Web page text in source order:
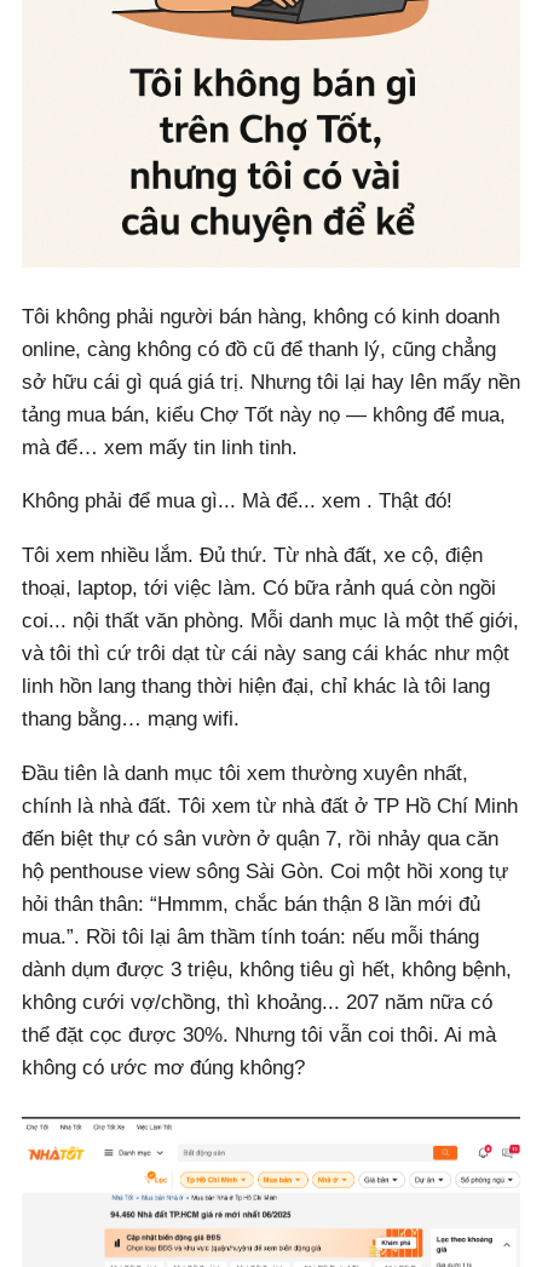
Tôi không phải người bán hàng, không có kinh doanh
online, càng không có đồ cũ để thanh lý, cũng chẳng
sở hữu cái gì quá giá trị. Nhưng tôi lại hay lên mấy nền
tảng mua bán, kiểu Chợ Tốt này nọ — không để mua,
mà để… xem mấy tin linh tinh.
Không phải để mua gì... Mà để... xem . Thật đó!
Tôi xem nhiều lắm. Đủ thứ. Từ nhà đất, xe cộ, điện
thoại, laptop, tới việc làm. Có bữa rảnh quá còn ngồi
coi... nội thất văn phòng. Mỗi danh mục là một thế giới,
và tôi thì cứ trôi dạt từ cái này sang cái khác như một
linh hồn lang thang thời hiện đại, chỉ khác là tôi lang
thang bằng… mạng wifi.
Đầu tiên là danh mục tôi xem thường xuyên nhất,
chính là nhà đất. Tôi xem từ nhà đất ở TP Hồ Chí Minh
đến biệt thự có sân vườn ở quận 7, rồi nhảy qua căn
hộ penthouse view sông Sài Gòn. Coi một hồi xong tự
hỏi thân thân: “Hmmm, chắc bán thận 8 lần mới đủ
mua.”. Rồi tôi lại âm thầm tính toán: nếu mỗi tháng
dành dụm được 3 triệu, không tiêu gì hết, không bệnh,
không cưới vợ/chồng, thì khoảng... 207 năm nữa có
thể đặt cọc được 30%. Nhưng tôi vẫn coi thôi. Ai mà
không có ước mơ đúng không?